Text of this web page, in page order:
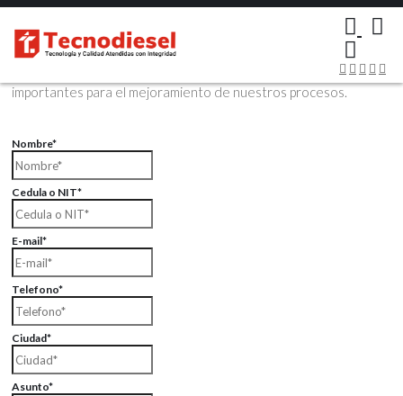
Contáctenos Vía Email
Envíenos sus datos con sus comentarios, sus opiniones son muy
importantes para el mejoramiento de nuestros procesos.
Nombre*
Cedula o NIT*
E-mail*
Telefono*
Ciudad*
Asunto*